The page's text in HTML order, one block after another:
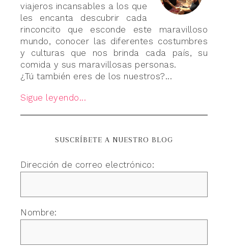
viajeros incansables a los que
les encanta descubrir cada
rinconcito que esconde este maravilloso
mundo, conocer las diferentes costumbres
y culturas que nos brinda cada país, su
comida y sus maravillosas personas.
¿Tú también eres de los nuestros?...
Sigue leyendo...
SUSCRÍBETE A NUESTRO BLOG
Dirección de correo electrónico:
Nombre: